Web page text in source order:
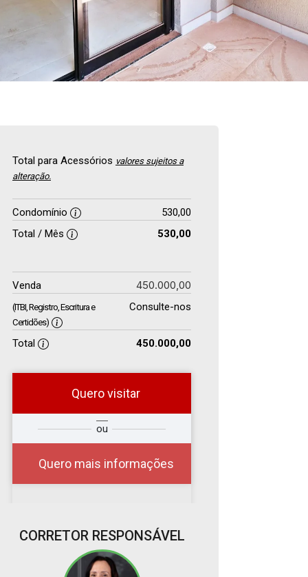
Total para Acessórios valores sujeitos a
alteração.
Condomínio
530,00
Total / Mês
530,00
Venda 450.000,00
(ITBI, Registro, Escritura e
Certidões)
Consulte-nos
Total 450.000,00
Quero visitar
ou
Quero mais informações
Qual o melhor dia e
horário para você?
07
Aug/Fri
08:00
CORRETOR RESPONSÁVEL